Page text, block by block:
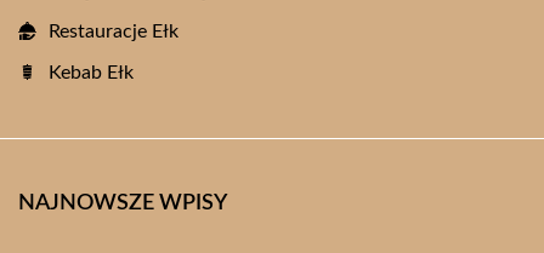
Restauracje Ełk
Kebab Ełk
NAJNOWSZE WPISY